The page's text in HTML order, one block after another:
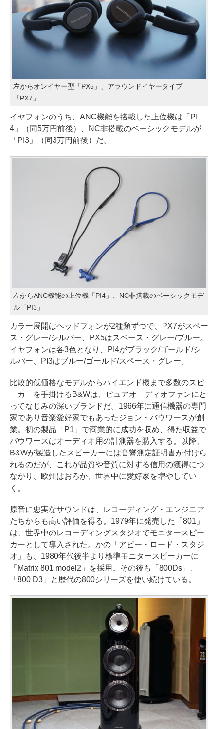
左からオンイヤー型「PX5」、アラウンドイヤータイプ
「PX7」
イヤフォンのうち、ANC機能を搭載した上位機は「PI
4」（同5万円前後）、NC非搭載のベーシックモデルが
「PI3」（同3万円前後）だ。
左からANC機能の上位機「PI4」、NC非搭載のベーシックモデ
ル「PI3」
カラー展開はヘッドフォンが2種類ずつで、PX7がスペー
ス・グレー/シルバー、PX5はスペース・グレー/ブルー。
イヤフォンは各3色となり、PI4がブラック/ゴールド/シ
ルバー、PI3はブルー/ゴールド/スペース・グレー。
比較的低価格なモデルからハイエンド機まで多数のスピ
ーカーを手掛けるB&Wは、ピュアオーディオファンにと
ってなじみの深いブランドだ。1966年に通信機器の専門
家であり音楽愛好家でもあったジョン・バウワースが創
業。初の製品「P1」で商業的に成功を収め、得た収益で
バウワースはオーディオ用の計測器を購入する。以降、
B&Wが製造したスピーカーには音響測定証明書が付けら
れるのだが、これが品質や音質に対する信用の獲得につ
ながり、欧州はおろか、世界中に愛好家を増やしてい
く。
原音に忠実なサウンドは、レコーディング・エンジニア
たちからも高い評価を得る。1979年に発売した「801」
は、世界中のレコーディングスタジオでモニタースピー
カーとして導入された。かの「アビー・ロード・スタジ
オ」も、1980年代後半より標準モニタースピーカーに
「Matrix 801 model2」を採用。その後も「800Ds」、
「800 D3」と歴代の800シリーズを使い続けている。